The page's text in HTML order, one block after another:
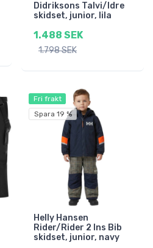
Didriksons Talvi/Idre
skidset, junior, lila
1.488 SEK
1.798 SEK
Fri frakt
Spara 19 %
Helly Hansen
Rider/Rider 2 Ins Bib
skidset, junior, navy